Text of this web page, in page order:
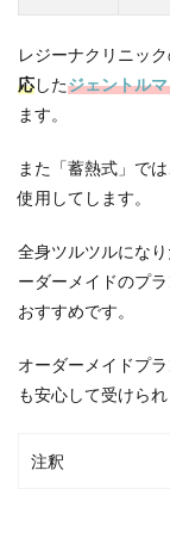
月々
円の
定額
で完
3.5
5.湘南
クリ
ク新
宿本
東口
院・
南口
払い
レジーナクリニッ
応したジェントル
ます。
また「蓄熱式」で
使用してします。
全身ツルツルにな
ーダーメイドのプ
おすすめです。
オーダーメイドプラ
も安心して受けられ
注釈